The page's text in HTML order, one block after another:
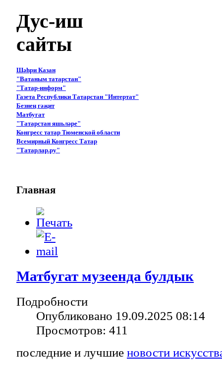
Дус-иш
сайты
Шәһри Казан
"Ватаным татарстан"
"Татар-информ"
Газета Республики Татарстан "Интертат"
Безнең гәҗит
Матбугат
"Татарстан яшьләре"
Конгресс татар Тюменской области
Всемирный Конгресс Татар
"Татарлар.ру"
Главная
Матбугат музеенда булдык
Подробности
Опубликовано 19.09.2025 08:14
Просмотров: 411
последние и лучшие новости